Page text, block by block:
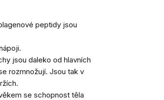
peptidy jsou
jsou daleko od hlavních
rozmnožují. Jsou tak v
se schopnost těla